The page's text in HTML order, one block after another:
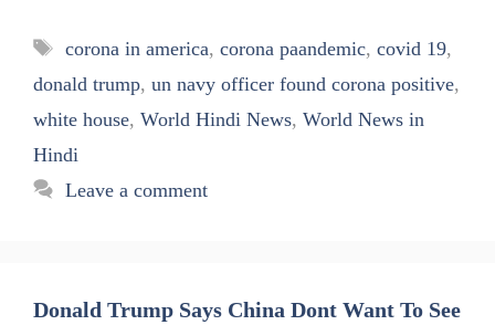
Tags
corona in america, corona paandemic, covid 19,
donald trump, un navy officer found corona positive,
white house, World Hindi News, World News in
Hindi
Leave a comment
Donald Trump Says China Dont Want To See